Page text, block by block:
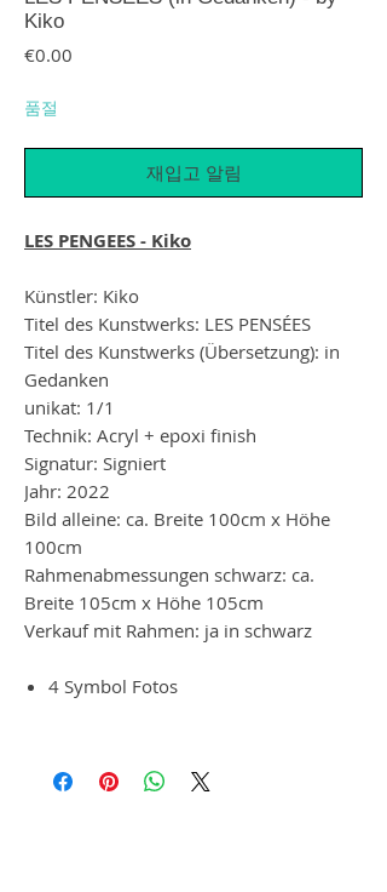
Kiko
€0.00
품절
재입고 알림
LES PENGEES - Kiko
Künstler: Kiko
Titel des Kunstwerks: LES PENSÉES
Titel des Kunstwerks (Übersetzung): in
Gedanken
unikat: 1/1
Technik: Acryl + epoxi finish
Signatur: Signiert
Jahr: 2022
Bild alleine: ca. Breite 100cm x Höhe
100cm
Rahmenabmessungen schwarz: ca.
Breite 105cm x Höhe 105cm
Verkauf mit Rahmen: ja in schwarz
4 Symbol Fotos